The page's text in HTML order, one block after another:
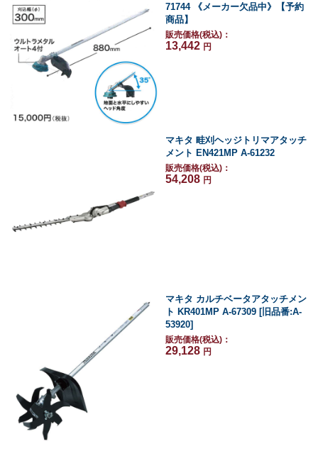
71744 《メーカー欠品中》【予約
商品】
販売価格(税込)：
13,442 円
マキタ 畦刈ヘッジトリマアタッチ
メント EN421MP A-61232
販売価格(税込)：
54,208 円
マキタ カルチベータアタッチメン
ト KR401MP A-67309 [旧品番:A-
53920]
販売価格(税込)：
29,128 円